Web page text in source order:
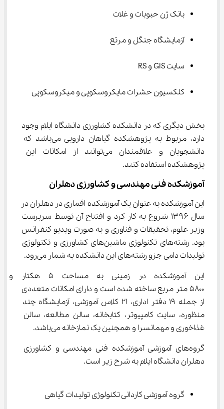
بانک ژن حبوبات و غلات
آزمایشگاه جنگل و مرتع
سایت GIS و RS
کلکسیون حشرات مایکروسکوپی و میکروسکوپی
بخش دیگری که در دانشکده کشاورزی دانشگاه ایلام وجود
دارد، مربوط به پژوهشکده گیاهان دارویی می‌باشد که
دانشجویان و علاقمندان می‌توانند از امکانات این
پژوهشکده استفاده کنند.
آموزشکده فنی مهندسی و کشاورزی دهلران
این آموزشکده به عنوان یک آموزشکده اقماری در دهلران در
سال ۱۳۹۶ شروع به کار کرد و افتتاح آن توسط سرپرست
وزیر علوم، تحقیقات و فناوری و به صورت ویدیو کنفرانس
بود. رشته‌های تکنولوژی ماشین‌های کشاورزی و تکنولوژی
تولیدات دامی جزو رشته‌های این دانشکده به شمار می‌رود.
این آموزشکده در زمینی به
۵۸۰۰ متر مربع ساخته شده است و دارای امکانات متعددی
از جمله ۱۹ دفتر اداری، ۲۱ کلاس آموزشی، آزمایشگاه چند
منظوره، سایت کامپیوتر، کتابخانه، سالن مطالعه، سالن
غذاخوری و مهمانسرا و همچنین یک نمازخانه می‌باشد.
گروه‌های آموزشی آموزشکده فنی مهندسی و کشاورزی
دهلران دانشگاه ایلام به شرح زیر است.
گروه آموزشی کاردانی تکنولوژی تولیدات گیاهی